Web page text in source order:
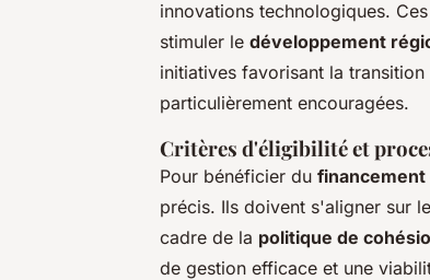
innovations technologiques.
stimuler le développement
initiatives favorisant la
particulièrement encouragées.
Critères d'éligibilité et
Pour bénéficier du
précis. Ils doivent s'aligner sur
cadre de la politique de
de gestion efficace et une